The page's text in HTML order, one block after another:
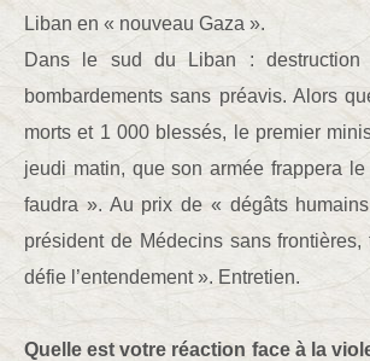
Liban en « nouveau Gaza ».
Dans le sud du Liban :
bombardements sans préavis. Alors
morts et 1 000 blessés, le premier
jeudi matin, que son armée frappera
faudra ». Au prix de « dégâts
président de Médecins sans
défie l’entendement ». Entretien.
Quelle est votre réaction face à la